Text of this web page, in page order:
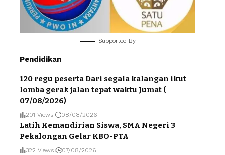
Supported By
Pendidikan
120 regu peserta Dari segala kalangan ikut
lomba gerak jalan tepat waktu Jumat (
07/08/2026)
201 Views 08/08/2026
Latih Kemandirian Siswa, SMA Negeri 3
Pekalongan Gelar KBO-PTA
322 Views 07/08/2026